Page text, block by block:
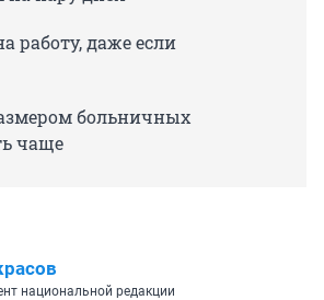
работу, даже если
больничных
чаще
национальной редакции